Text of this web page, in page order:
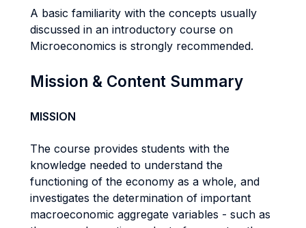
A basic familiarity with the concepts usually
discussed in an introductory course on
Microeconomics is strongly recommended.
Mission & Content Summary
MISSION
The course provides students with the
knowledge needed to understand the
functioning of the economy as a whole, and
investigates the determination of important
macroeconomic aggregate variables - such as